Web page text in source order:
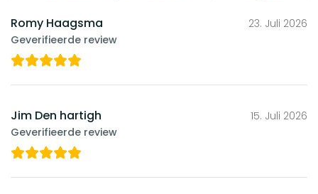
Romy Haagsma
Geverifieerde review
23. Juli 2026
Jim Den hartigh
Geverifieerde review
15. Juli 2026